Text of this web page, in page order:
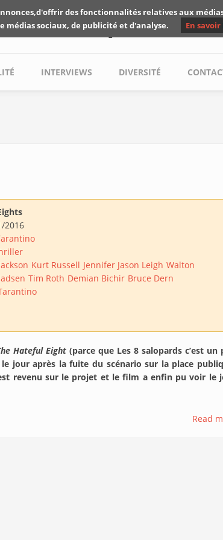
Les critiques de
INTERVIEWS DIVERSITÉ
2016
Kurt Russell Jennifer Jason Leigh Walton
Tim Roth Demian Bichir Bruce Dern
Hateful Eight (parce que Les 8 salopards c’est un
jour après la fuite du scénario sur la place
revenu sur le projet et le film a enfin pu voir le
Read
des fonctionnalités relatives aux
sociaux, de publicité et d'analyse.
En savoir